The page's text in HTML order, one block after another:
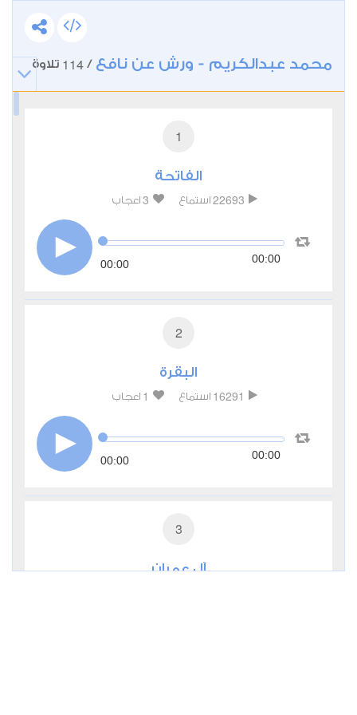
محمد عبدالكريم - ورش عن نافع /
114 تلاوة
1
الفاتحة
22693 استماع 3 اعجاب
00:00 00:00
2
البقرة
16291 استماع 1 اعجاب
00:00 00:00
3
آل عمران